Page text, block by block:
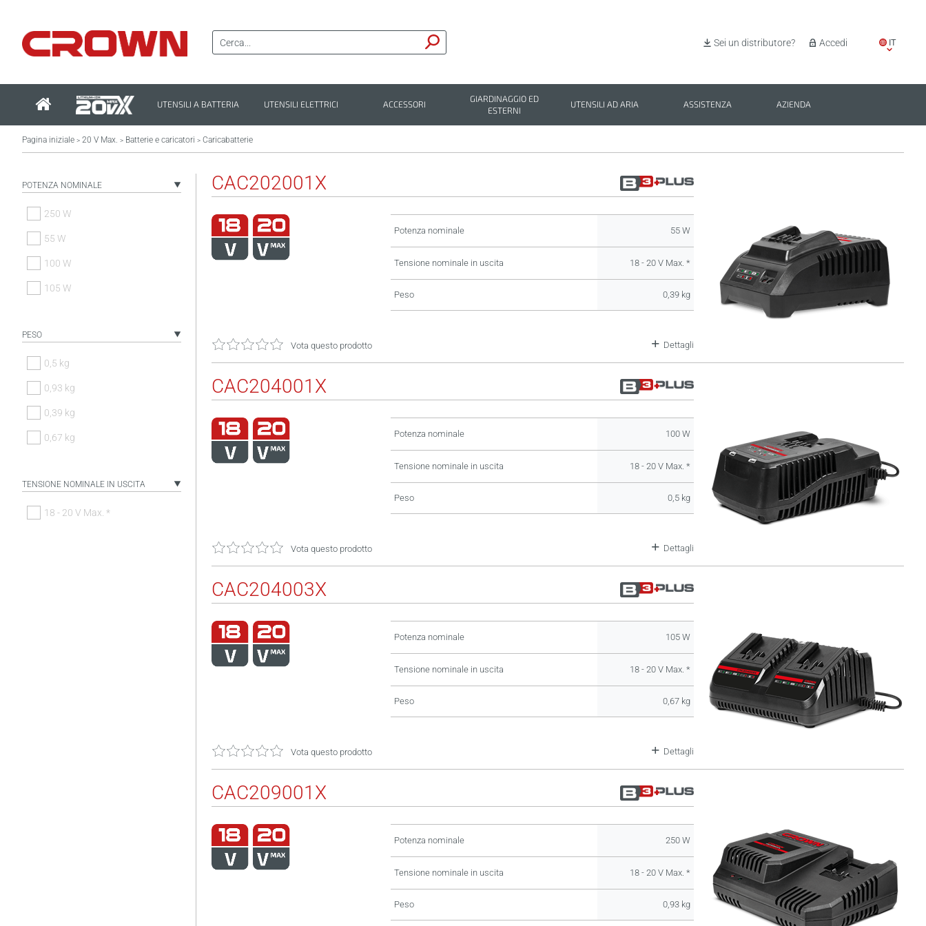
IT
Accedi
Sei un distributore?
UTENSILI A BATTERIA UTENSILI ELETTRICI ACCESSORI
GIARDINAGGIO ED
ESTERNI
UTENSILI AD ARIA ASSISTENZA AZIENDA
Pagina iniziale > 20 V Max. > Batterie e caricatori > Caricabatterie
POTENZA NOMINALE
250 W
55 W
100 W
105 W
PESO
0,5 kg
0,93 kg
0,39 kg
0,67 kg
TENSIONE NOMINALE IN USCITA
18 - 20 V Max. *
CAC202001X
Potenza nominale 55 W
Tensione nominale in uscita 18 - 20 V Max. *
Peso 0,39 kg
Vota questo prodotto Dettagli
CAC204001X
Potenza nominale 100 W
Tensione nominale in uscita 18 - 20 V Max. *
Peso 0,5 kg
Vota questo prodotto Dettagli
CAC204003X
Potenza nominale 105 W
Tensione nominale in uscita 18 - 20 V Max. *
Peso 0,67 kg
Vota questo prodotto Dettagli
CAC209001X
Potenza nominale 250 W
Tensione nominale in uscita 18 - 20 V Max. *
Peso 0,93 kg